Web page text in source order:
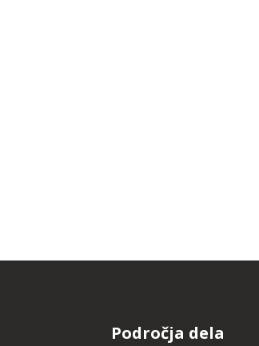
Področja dela